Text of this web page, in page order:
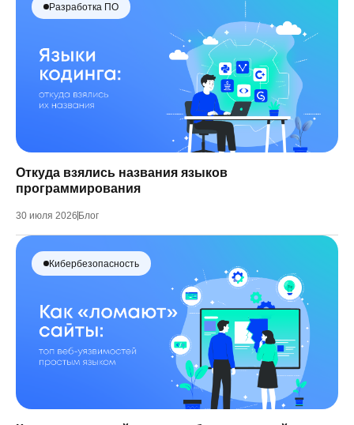
Разработка ПО
Откуда взялись названия языков
программирования
30 июля 2026 Блог
Кибербезопасность